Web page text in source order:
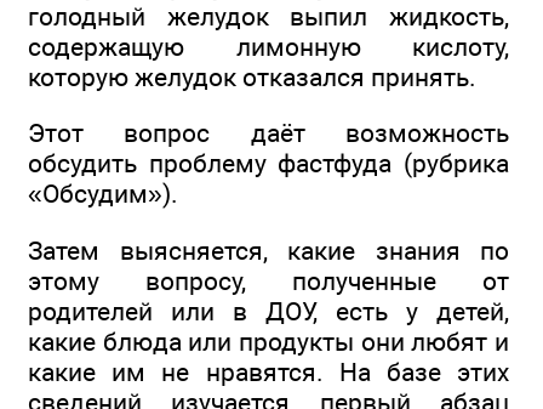
голодный желудок выпил жидкость,
содержащую лимонную кислоту,
которую желудок отказался принять.
Этот вопрос даёт возможность
обсудить проблему фастфуда (рубрика
«Обсудим»).
Затем выясняется, какие знания по
этому вопросу, полученные от
родителей или в ДОУ, есть у детей,
какие блюда или продукты они любят и
какие им не нравятся. На базе этих
сведений изучается первый абзац